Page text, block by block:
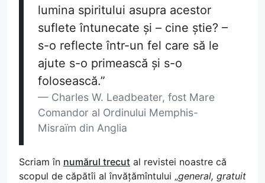
lumina spiritului asupra acestor
suflete întunecate și – cine știe? –
s-o reflecte într-un fel care să le
ajute s-o primească și s-o
folosească.”
Charles W. Leadbeater, fost Mare
Comandor al Ordinului Memphis-
Misraïm din Anglia
Scriam în numărul trecut al revistei noastre că
scopul de căpătîi al învățămîntului „general, gratuit